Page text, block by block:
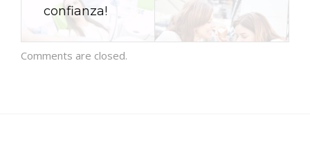
confianza!
Comments are closed.